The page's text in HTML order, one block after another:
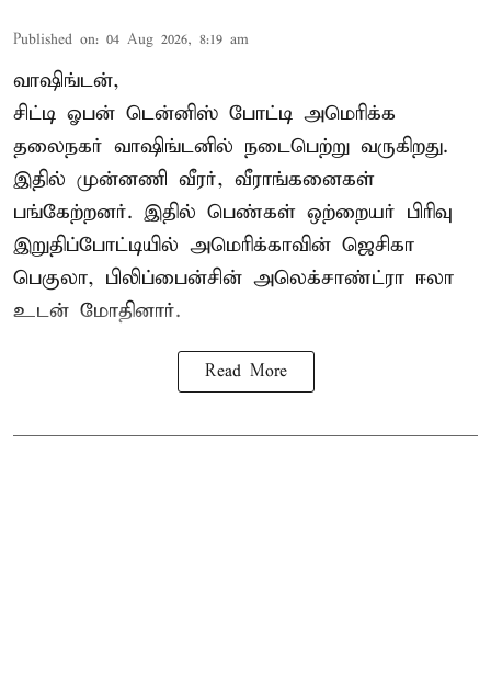
Published on: 04 Aug 2026, 8:19 am
வாஷிங்டன்,
சிட்டி ஓபன் டென்னிஸ் போட்டி அமெரிக்க
தலைநகர் வாஷிங்டனில் நடைபெற்று வருகிறது.
இதில் முன்னணி வீரர், வீராங்கனைகள்
பங்கேற்றனர். இதில் பெண்கள் ஒற்றையர் பிரிவு
இறுதிப்போட்டியில் அமெரிக்காவின் ஜெசிகா
பெகுலா, பிலிப்பைன்சின் அலெக்சாண்ட்ரா ஈலா
உடன் மோதினார்.
Read More